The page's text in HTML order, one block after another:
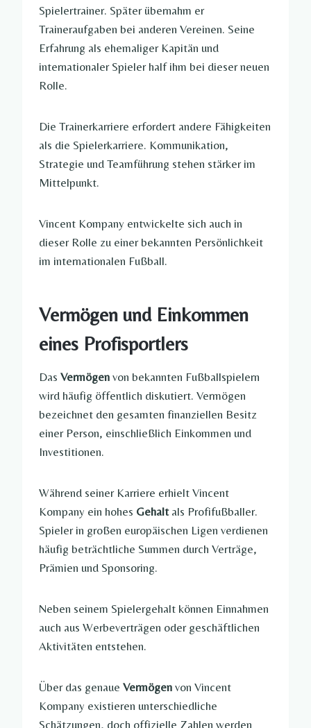
Spielertrainer. Später übernahm er
Traineraufgaben bei anderen Vereinen. Seine
Erfahrung als ehemaliger Kapitän und
internationaler Spieler half ihm bei dieser neuen
Rolle.
Die Trainerkarriere erfordert andere Fähigkeiten
als die Spielerkarriere. Kommunikation,
Strategie und Teamführung stehen stärker im
Mittelpunkt.
Vincent Kompany entwickelte sich auch in
dieser Rolle zu einer bekannten Persönlichkeit
im internationalen Fußball.
Vermögen und Einkommen
eines Profisportlers
Das Vermögen von bekannten Fußballspielern
wird häufig öffentlich diskutiert. Vermögen
bezeichnet den gesamten finanziellen Besitz
einer Person, einschließlich Einkommen und
Investitionen.
Während seiner Karriere erhielt Vincent
Kompany ein hohes Gehaltals Profifußballer.
Spieler in großen europäischen Ligen verdienen
häufig beträchtliche Summen durch Verträge,
Prämien und Sponsoring.
Neben seinem Spielergehalt können Einnahmen
auch aus Werbeverträgen oder geschäftlichen
Aktivitäten entstehen.
Über das genaue Vermögen von Vincent
Kompany existieren unterschiedliche
Schätzungen, doch offizielle Zahlen werden